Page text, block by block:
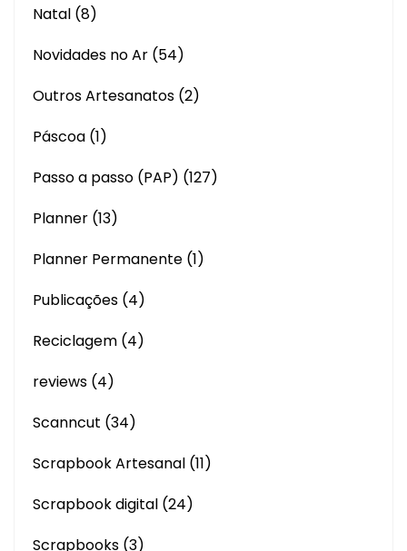
Natal (8)
Novidades no Ar (54)
Outros Artesanatos (2)
Páscoa (1)
Passo a passo (PAP) (127)
Planner (13)
Planner Permanente (1)
Publicações (4)
Reciclagem (4)
reviews (4)
Scanncut (34)
Scrapbook Artesanal (11)
Scrapbook digital (24)
Scrapbooks (3)